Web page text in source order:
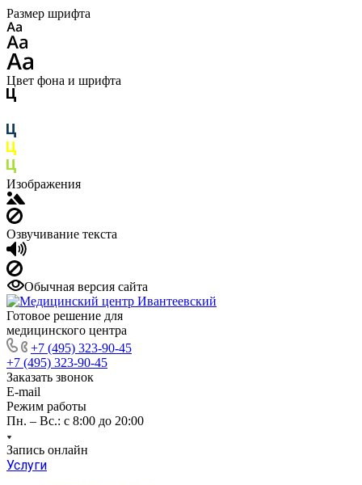
Размер шрифта
Цвет фона и шрифта
Изображения
Озвучивание текста
Обычная версия сайта
Готовое решение для
медицинского центра
+7 (495) 323-90-45
+7 (495) 323-90-45
Заказать звонок
E-mail
Режим работы
Пн. – Вс.: с 8:00 до 20:00
Запись онлайн
Услуги